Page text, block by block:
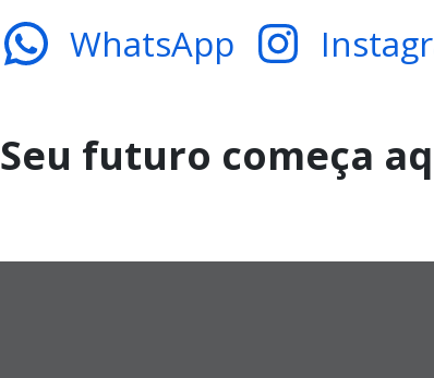
WhatsApp
Seu futuro começa